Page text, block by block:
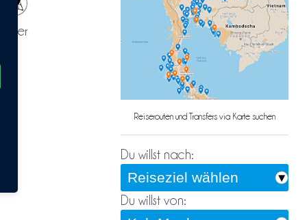
oder
Reiserouten und Transfers via Karte suchen
Du willst nach:
Du willst von: